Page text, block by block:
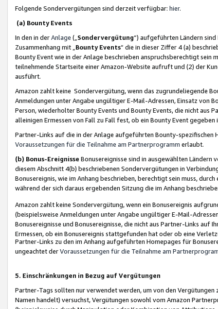
Folgende Sondervergütungen sind derzeit verfügbar: hier.
(a) Bounty Events
In den in derAnlage („ Sondervergütung“) aufgeführten Ländern
Zusammenhang mit „ Bounty Events“ die in dieser Ziffer 4 (a)
Bounty Event wie in der Anlage beschrieben anspruchsberechtigt sein
teilnehmende Startseite einer Amazon-Website aufruft und (2) der
ausführt.
Amazon zahlt keine Sondervergütung, wenn das zugrundeliegende
Anmeldungen unter Angabe ungültiger E-Mail-Adressen, Einsatz von
Person, wiederholter Bounty Events und Bounty Events, die nicht
alleinigen Ermessen von Fall zu Fall fest, ob ein Bounty Event
Partner-Links auf die in der Anlage aufgeführten Bounty-spezifischen
Voraussetzungen für die Teilnahme am Partnerprogramm erlaubt.
(b) Bonus-Ereignisse Bonusereignisse sind in ausgewählten Ländern
diesem Abschnitt 4(b) beschriebenen Sondervergütungen in
Bonusereignis, wie im Anhang beschrieben, berechtigt sein muss,
während der sich daraus ergebenden Sitzung die im Anhang
Amazon zahlt keine Sondervergütung, wenn ein Bonusereignis
(beispielsweise Anmeldungen unter Angabe ungültiger E-Mail-
Bonusereignisse und Bonusereignisse, die nicht aus Partner-Links auf
Ermessen, ob ein Bonusereignis stattgefunden hat oder ob eine
Partner-Links zu den im Anhang aufgeführten Homepages für
ungeachtet derVoraussetzungen für die Teilnahme am
5. Einschränkungen in Bezug auf Vergütungen
Partner-Tags sollten nur verwendet werden, um von den
Namen handelt) versuchst, Vergütungen sowohl vom Amazon